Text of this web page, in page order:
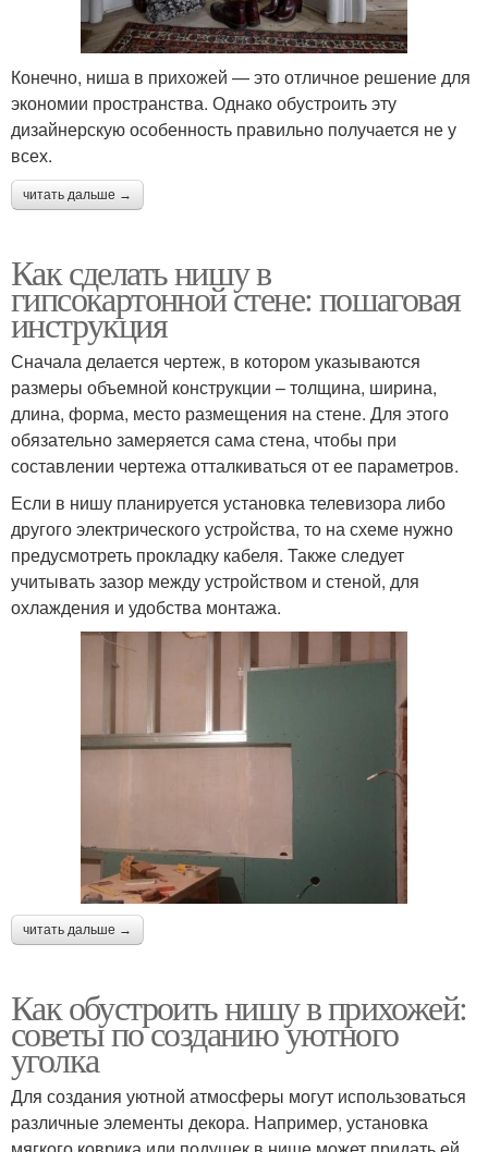
Конечно, ниша в прихожей — это отличное решение для
экономии пространства. Однако обустроить эту
дизайнерскую особенность правильно получается не у
всех.
читать дальше →
Как сделать нишу в
гипсокартонной стене: пошаговая
инструкция
Сначала делается чертеж, в котором указываются
размеры объемной конструкции – толщина, ширина,
длина, форма, место размещения на стене. Для этого
обязательно замеряется сама стена, чтобы при
составлении чертежа отталкиваться от ее параметров.
Если в нишу планируется установка телевизора либо
другого электрического устройства, то на схеме нужно
предусмотреть прокладку кабеля. Также следует
учитывать зазор между устройством и стеной, для
охлаждения и удобства монтажа.
читать дальше →
Как обустроить нишу в прихожей:
советы по созданию уютного
уголка
Для создания уютной атмосферы могут использоваться
различные элементы декора. Например, установка